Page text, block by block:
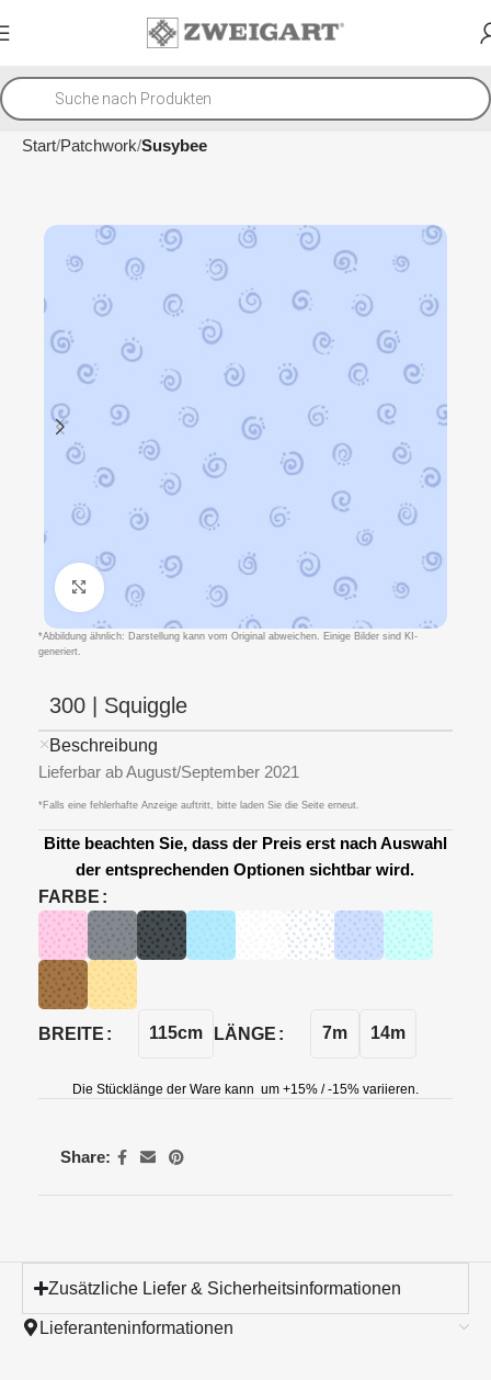
Start Patchwork Susybee
Klicken um zu vergrößern
*Abbildung ähnlich: Darstellung kann vom Original abweichen. Einige Bilder sind KI-
generiert.
300 | Squiggle
Beschreibung
Lieferbar ab August/September 2021
*Falls eine fehlerhafte Anzeige auftritt, bitte laden Sie die Seite erneut.
Bitte beachten Sie, dass der Preis erst nach Auswahl
der entsprechenden Optionen sichtbar wird.
FARBE
BREITE 115cm LÄNGE 7m 14m
Die Stücklänge der Ware kann um +15% / -15% variieren.
Share:
Zusätzliche Liefer & Sicherheitsinformationen
Lieferanteninformationen